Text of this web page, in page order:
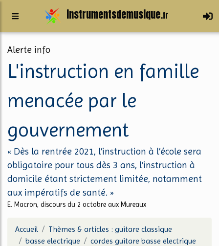
instrumentsdemusique.fr
Alerte info
L'instruction en famille
menacée par le
gouvernement
« Dès la rentrée 2021, l’instruction à l’école sera
obligatoire pour tous dès 3 ans, l’instruction à
domicile étant strictement limitée, notamment
aux impératifs de santé. »
E. Macron, discours du 2 octobre aux Mureaux
Accueil
Thèmes & articles : guitare classique
basse electrique
cordes guitare basse electrique